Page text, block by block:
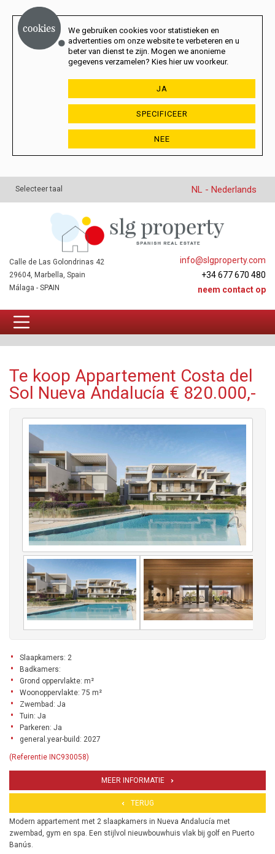
We gebruiken cookies voor statistieken en
advertenties om onze website te verbeteren en u
beter van dienst te zijn. Mogen we anonieme
gegevens verzamelen? Kies hier uw voorkeur.
JA
SPECIFICEER
NEE
Selecteer taal NL - Nederlands
info@slgproperty.com
+34 677 670 480
neem contact op
Calle de Las Golondrinas 42
29604, Marbella, Spain
Málaga - SPAIN
Te koop Appartement Costa del
Sol Nueva Andalucía € 820.000,-
Slaapkamers: 2
Badkamers:
Grond oppervlakte: m²
Woonoppervlakte: 75 m²
Zwembad: Ja
Tuin: Ja
Parkeren: Ja
general.year-build: 2027
(Referentie INC930058)
MEER INFORMATIE
TERUG
Modern appartement met 2 slaapkamers in Nueva Andalucía met
zwembad, gym en spa. Een stijlvol nieuwbouwhuis vlak bij golf en Puerto
Banús.